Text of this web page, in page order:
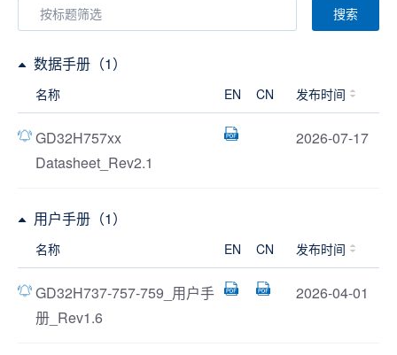
搜索
数据手册（1）
名称 EN CN 发布时间
GD32H757xx
Datasheet_Rev2.1
2026-07-17
用户手册（1）
名称 EN CN 发布时间
GD32H737-757-759_用户手
册_Rev1.6
2026-04-01